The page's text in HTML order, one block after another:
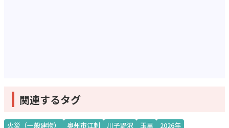
関連するタグ
火災（一般建物） 奥州市江刺 川子野沢 玉里 2026年